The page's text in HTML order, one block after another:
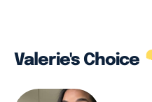
Valerie's Choice